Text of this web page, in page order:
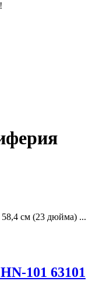
58,4 см (23 дюйма) ...
101 63101